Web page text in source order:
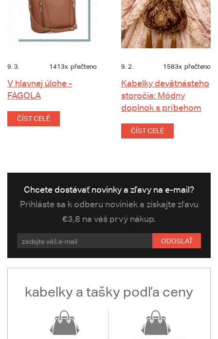
9. 3. 1413x přečteno
V hlavnej úlohe -
FAGOLA
ČÍST CELÉ
9. 2. 1583x přečteno
Kabelky devätnásteho
storočia: Módny
doplnok s príbehom
ČÍST CELÉ
Chcete dostávať novinky a zľavy na e-mail?
Prihláste sa k odberu noviniek a získajte zľavu
€3,8 na váš prvý nákup.
ODOSLAŤ
kabelky a tašky podľa ceny